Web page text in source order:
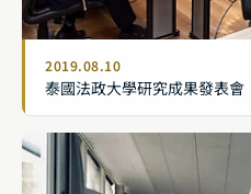
2019.08.10
泰國法政大學研究成果發表會